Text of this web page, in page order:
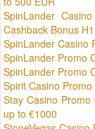
SpinLander
Cashback Bonus
SpinLander Casino
SpinLander Promo
SpinLander Promo
Spirit Casino
Stay Casino
up to €1000